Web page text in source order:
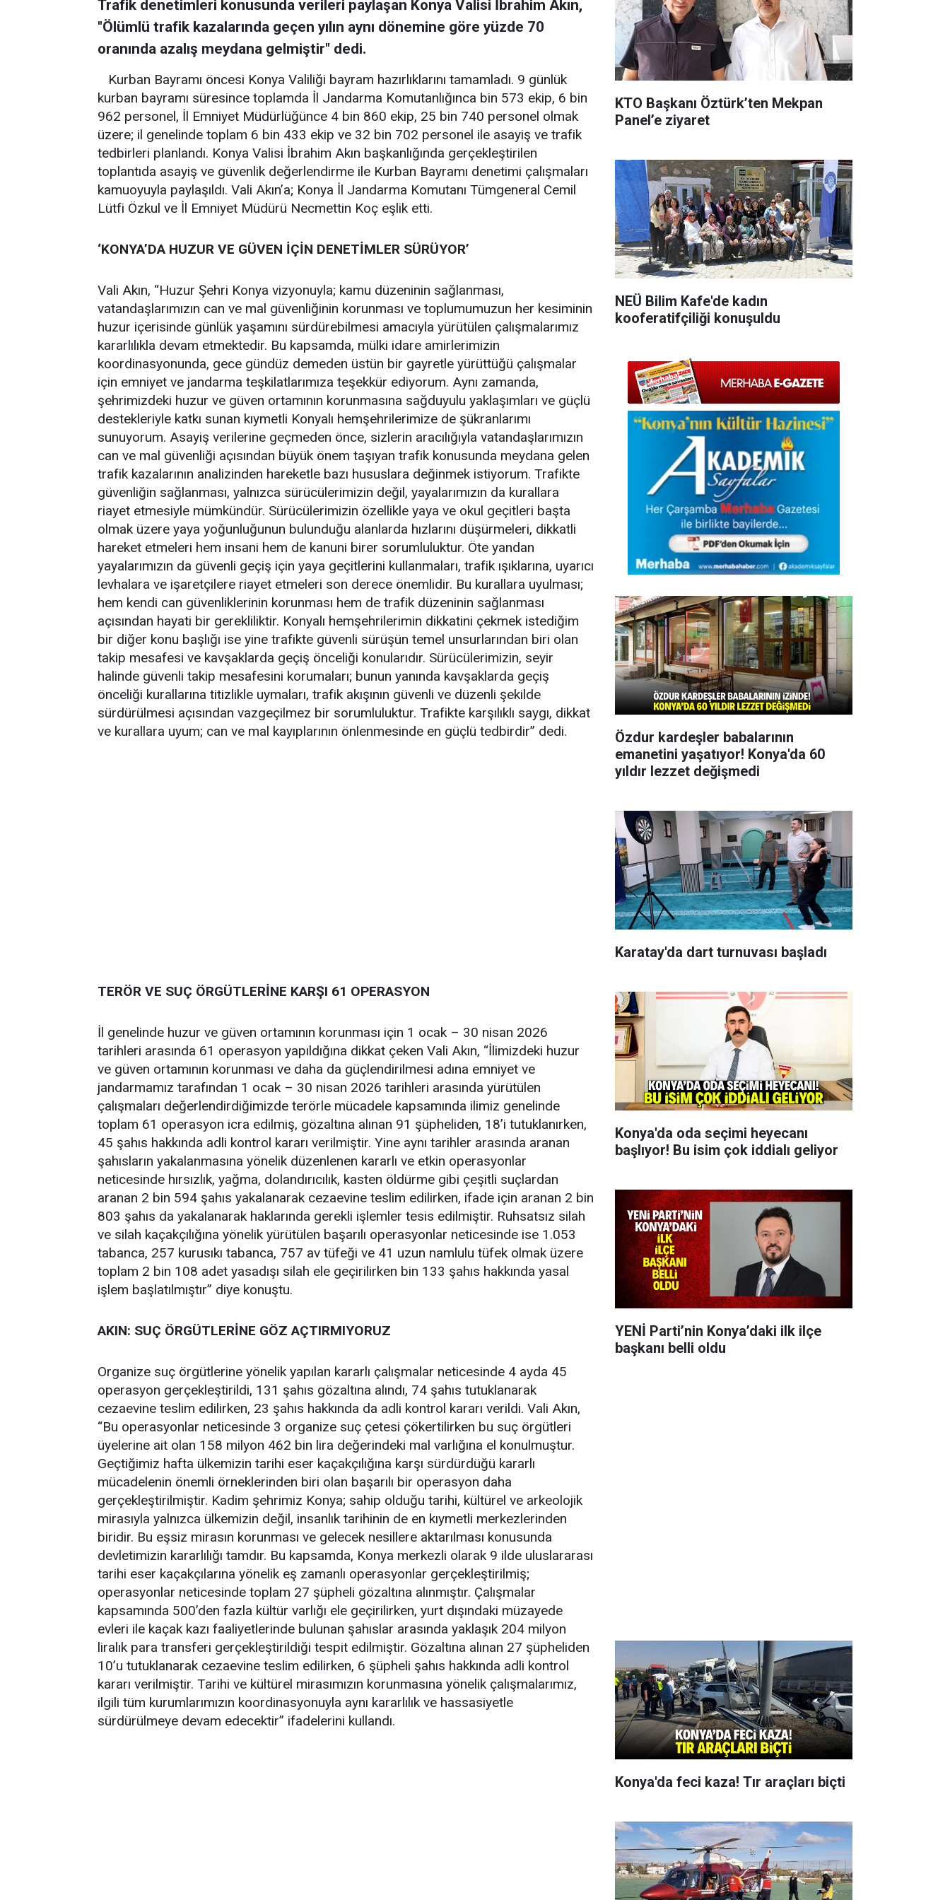
Trafik denetimleri konusunda verileri paylaşan Konya Valisi İbrahim Akın,
"Ölümlü trafik kazalarında geçen yılın aynı dönemine göre yüzde 70
oranında azalış meydana gelmiştir" dedi.
Kurban Bayramı öncesi Konya Valiliği bayram hazırlıklarını tamamladı. 9 günlük
kurban bayramı süresince toplamda İl Jandarma Komutanlığınca bin 573 ekip, 6 bin
962 personel, İl Emniyet Müdürlüğünce 4 bin 860 ekip, 25 bin 740 personel olmak
üzere; il genelinde toplam 6 bin 433 ekip ve 32 bin 702 personel ile asayiş ve trafik
tedbirleri planlandı. Konya Valisi İbrahim Akın başkanlığında gerçekleştirilen
toplantıda asayiş ve güvenlik değerlendirme ile Kurban Bayramı denetimi çalışmaları
kamuoyuyla paylaşıldı. Vali Akın’a; Konya İl Jandarma Komutanı Tümgeneral Cemil
Lütfi Özkul ve İl Emniyet Müdürü Necmettin Koç eşlik etti.
‘KONYA’DA HUZUR VE GÜVEN İÇİN DENETİMLER SÜRÜYOR’
Vali Akın, “Huzur Şehri Konya vizyonuyla; kamu düzeninin sağlanması,
vatandaşlarımızın can ve mal güvenliğinin korunması ve toplumumuzun her kesiminin
huzur içerisinde günlük yaşamını sürdürebilmesi amacıyla yürütülen çalışmalarımız
kararlılıkla devam etmektedir. Bu kapsamda, mülki idare amirlerimizin
koordinasyonunda, gece gündüz demeden üstün bir gayretle yürüttüğü çalışmalar
için emniyet ve jandarma teşkilatlarımıza teşekkür ediyorum. Aynı zamanda,
şehrimizdeki huzur ve güven ortamının korunmasına sağduyulu yaklaşımları ve güçlü
destekleriyle katkı sunan kıymetli Konyalı hemşehrilerimize de şükranlarımı
sunuyorum. Asayiş verilerine geçmeden önce, sizlerin aracılığıyla vatandaşlarımızın
can ve mal güvenliği açısından büyük önem taşıyan trafik konusunda meydana gelen
trafik kazalarının analizinden hareketle bazı hususlara değinmek istiyorum. Trafikte
güvenliğin sağlanması, yalnızca sürücülerimizin değil, yayalarımızın da kurallara
riayet etmesiyle mümkündür. Sürücülerimizin özellikle yaya ve okul geçitleri başta
olmak üzere yaya yoğunluğunun bulunduğu alanlarda hızlarını düşürmeleri, dikkatli
hareket etmeleri hem insani hem de kanuni birer sorumluluktur. Öte yandan
yayalarımızın da güvenli geçiş için yaya geçitlerini kullanmaları, trafik ışıklarına, uyarıcı
levhalara ve işaretçilere riayet etmeleri son derece önemlidir. Bu kurallara uyulması;
hem kendi can güvenliklerinin korunması hem de trafik düzeninin sağlanması
açısından hayati bir gerekliliktir. Konyalı hemşehrilerimin dikkatini çekmek istediğim
bir diğer konu başlığı ise yine trafikte güvenli sürüşün temel unsurlarından biri olan
takip mesafesi ve kavşaklarda geçiş önceliği konularıdır. Sürücülerimizin, seyir
halinde güvenli takip mesafesini korumaları; bunun yanında kavşaklarda geçiş
önceliği kurallarına titizlikle uymaları, trafik akışının güvenli ve düzenli şekilde
sürdürülmesi açısından vazgeçilmez bir sorumluluktur. Trafikte karşılıklı saygı, dikkat
ve kurallara uyum; can ve mal kayıplarının önlenmesinde en güçlü tedbirdir” dedi.
TERÖR VE SUÇ ÖRGÜTLERİNE KARŞI 61 OPERASYON
İl genelinde huzur ve güven ortamının korunması için 1 ocak – 30 nisan 2026
tarihleri arasında 61 operasyon yapıldığına dikkat çeken Vali Akın, “İlimizdeki huzur
ve güven ortamının korunması ve daha da güçlendirilmesi adına emniyet ve
jandarmamız tarafından 1 ocak – 30 nisan 2026 tarihleri arasında yürütülen
çalışmaları değerlendirdiğimizde terörle mücadele kapsamında ilimiz genelinde
toplam 61 operasyon icra edilmiş, gözaltına alınan 91 şüpheliden, 18’i tutuklanırken,
45 şahıs hakkında adli kontrol kararı verilmiştir. Yine aynı tarihler arasında aranan
şahısların yakalanmasına yönelik düzenlenen kararlı ve etkin operasyonlar
neticesinde hırsızlık, yağma, dolandırıcılık, kasten öldürme gibi çeşitli suçlardan
aranan 2 bin 594 şahıs yakalanarak cezaevine teslim edilirken, ifade için aranan 2 bin
803 şahıs da yakalanarak haklarında gerekli işlemler tesis edilmiştir. Ruhsatsız silah
ve silah kaçakçılığına yönelik yürütülen başarılı operasyonlar neticesinde ise 1.053
tabanca, 257 kurusıkı tabanca, 757 av tüfeği ve 41 uzun namlulu tüfek olmak üzere
toplam 2 bin 108 adet yasadışı silah ele geçirilirken bin 133 şahıs hakkında yasal
işlem başlatılmıştır” diye konuştu.
AKIN: SUÇ ÖRGÜTLERİNE GÖZ AÇTIRMIYORUZ
Organize suç örgütlerine yönelik yapılan kararlı çalışmalar neticesinde 4 ayda 45
operasyon gerçekleştirildi, 131 şahıs gözaltına alındı, 74 şahıs tutuklanarak
cezaevine teslim edilirken, 23 şahıs hakkında da adli kontrol kararı verildi. Vali Akın,
“Bu operasyonlar neticesinde 3 organize suç çetesi çökertilirken bu suç örgütleri
üyelerine ait olan 158 milyon 462 bin lira değerindeki mal varlığına el konulmuştur.
Geçtiğimiz hafta ülkemizin tarihi eser kaçakçılığına karşı sürdürdüğü kararlı
mücadelenin önemli örneklerinden biri olan başarılı bir operasyon daha
gerçekleştirilmiştir. Kadim şehrimiz Konya; sahip olduğu tarihi, kültürel ve arkeolojik
mirasıyla yalnızca ülkemizin değil, insanlık tarihinin de en kıymetli merkezlerinden
biridir. Bu eşsiz mirasın korunması ve gelecek nesillere aktarılması konusunda
devletimizin kararlılığı tamdır. Bu kapsamda, Konya merkezli olarak 9 ilde uluslararası
tarihi eser kaçakçılarına yönelik eş zamanlı operasyonlar gerçekleştirilmiş;
operasyonlar neticesinde toplam 27 şüpheli gözaltına alınmıştır. Çalışmalar
kapsamında 500’den fazla kültür varlığı ele geçirilirken, yurt dışındaki müzayede
evleri ile kaçak kazı faaliyetlerinde bulunan şahıslar arasında yaklaşık 204 milyon
liralık para transferi gerçekleştirildiği tespit edilmiştir. Gözaltına alınan 27 şüpheliden
10’u tutuklanarak cezaevine teslim edilirken, 6 şüpheli şahıs hakkında adli kontrol
kararı verilmiştir. Tarihi ve kültürel mirasımızın korunmasına yönelik çalışmalarımız,
ilgili tüm kurumlarımızın koordinasyonuyla aynı kararlılık ve hassasiyetle
sürdürülmeye devam edecektir” ifadelerini kullandı.
KTO Başkanı Öztürk’ten Mekpan
Panel’e ziyaret
NEÜ Bilim Kafe'de kadın
kooferatifçiliği konuşuldu
Özdur kardeşler babalarının
emanetini yaşatıyor! Konya'da 60
yıldır lezzet değişmedi
Karatay'da dart turnuvası başladı
Konya'da oda seçimi heyecanı
başlıyor! Bu isim çok iddialı geliyor
YENİ Parti’nin Konya’daki ilk ilçe
başkanı belli oldu
Konya'da feci kaza! Tır araçları biçti